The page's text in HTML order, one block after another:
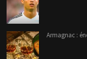
Armagnac :